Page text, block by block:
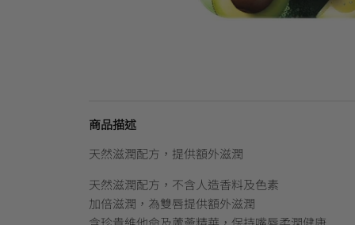
商品描述
天然滋潤配方，提供額外滋潤
天然滋潤配方，不含人造香料及色素
加倍滋潤，為雙唇提供額外滋潤